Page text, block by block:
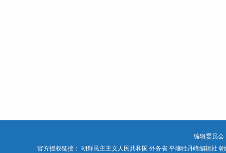
编辑委员会
官方授权链接： 朝鲜民主主义人民共和国 外务省 平壤牡丹峰编辑社